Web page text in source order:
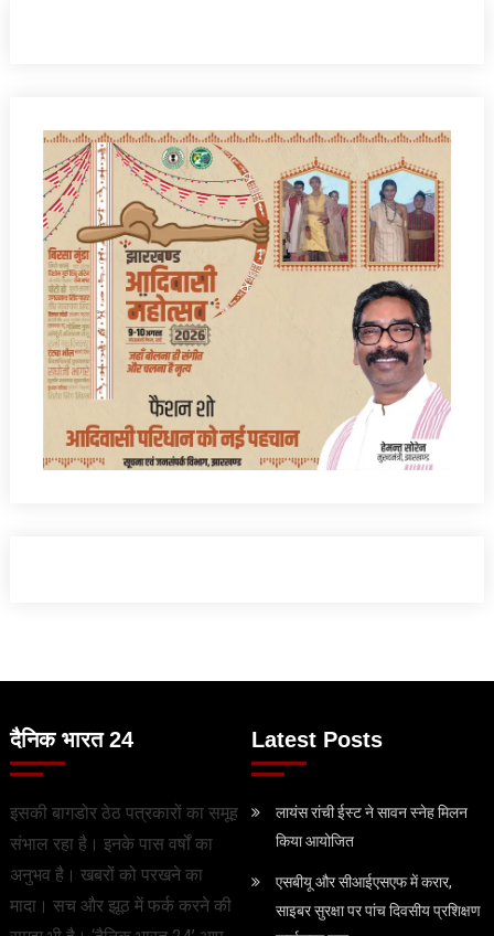
दैनिक भारत 24
इसकी बागडोर ठेठ पत्रकारों का समूह
संभाल रहा है। इनके पास वर्षों का
अनुभव है। खबरों को परखने का
मादा। सच और झूठ में फर्क करने की
Latest Posts
लायंस रांची ईस्ट ने सावन स्नेह मिलन
किया आयोजित
एसबीयू और सीआईएसएफ में करार,
साइबर सुरक्षा पर पांच दिवसीय प्रशिक्षण